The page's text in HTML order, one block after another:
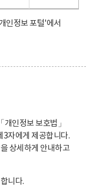
인정보 포털'에서
인정보 보호법」
3자에게 제공합니다.
상세하게 안내하고
니다.